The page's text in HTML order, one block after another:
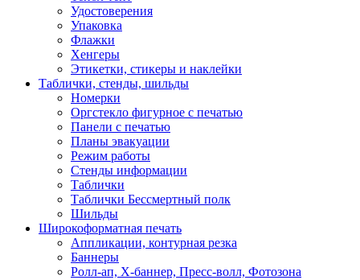
Удостоверения
Упаковка
Флажки
Хенгеры
Этикетки, стикеры и наклейки
Таблички, стенды, шильды
Номерки
Оргстекло фигурное с печатью
Панели с печатью
Планы эвакуации
Режим работы
Стенды информации
Таблички
Таблички Бессмертный полк
Шильды
Широкоформатная печать
Аппликации, контурная резка
Баннеры
Ролл-ап, X-баннер, Пресс-волл, Фотозона